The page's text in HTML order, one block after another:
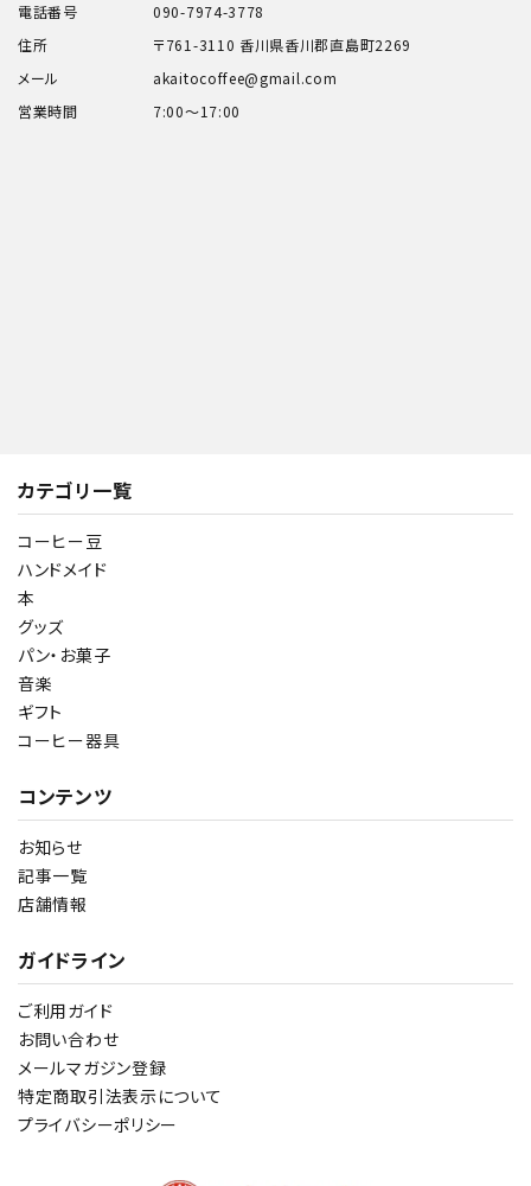
検索する
電話番号
090-7974-3778
住所
〒761-3110 香川県香川郡直島町2269
メール
akaitocoffee@gmail.com
営業時間
7:00～17:00
カテゴリ一覧
コーヒー豆
ハンドメイド
本
グッズ
パン・お菓子
音楽
ギフト
コーヒー器具
コンテンツ
お知らせ
記事一覧
店舗情報
ガイドライン
ご利用ガイド
お問い合わせ
メールマガジン登録
特定商取引法表示について
プライバシーポリシー